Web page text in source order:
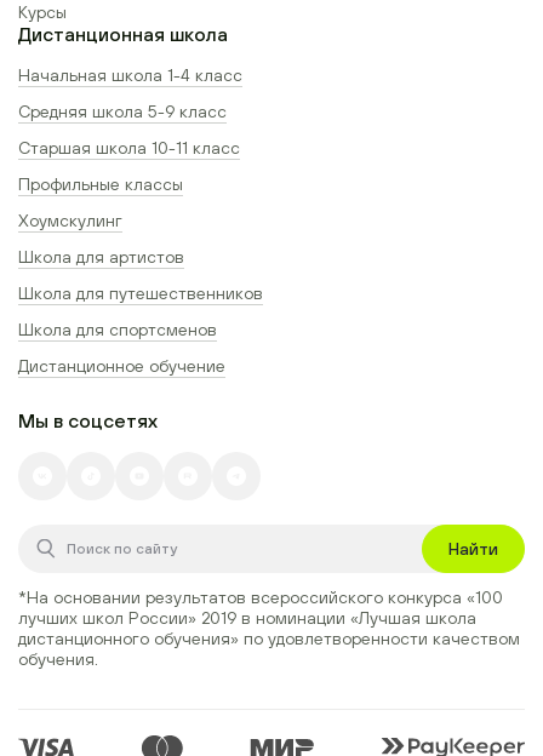
Курсы
Дистанционная школа
Начальная школа 1-4 класс
Средняя школа 5-9 класс
Старшая школа 10-11 класс
Профильные классы
Хоумскулинг
Школа для артистов
Школа для путешественников
Школа для спортсменов
Дистанционное обучение
Мы в соцсетях
Найти
*На основании результатов всероссийского конкурса «100
лучших школ России» 2019 в номинации «Лучшая школа
дистанционного обучения» по удовлетворенности качеством
обучения.